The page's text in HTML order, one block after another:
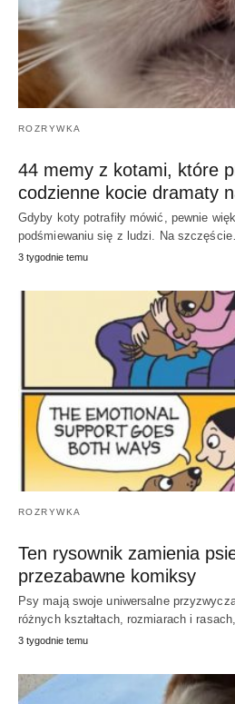
ROZRYWKA
44 memy z kotami, które
codzienne kocie dramaty
Gdyby koty potrafiły mówić, pewnie
podśmiewaniu się z ludzi. Na
3 tygodnie temu
ROZRYWKA
Ten rysownik zamienia
przezabawne komiksy
Psy mają swoje uniwersalne
różnych kształtach, rozmiarach i
3 tygodnie temu